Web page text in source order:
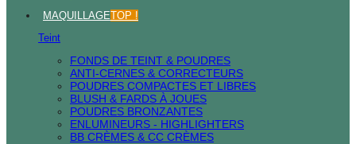
MAQUILLAGETOP !
Teint
FONDS DE TEINT & POUDRES
ANTI-CERNES & CORRECTEURS
POUDRES COMPACTES ET LIBRES
BLUSH & FARDS À JOUES
POUDRES BRONZANTES
ENLUMINEURS - HIGHLIGHTERS
BB CRÈMES & CC CRÈMES